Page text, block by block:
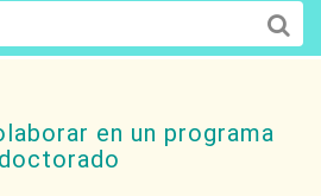
en un programa